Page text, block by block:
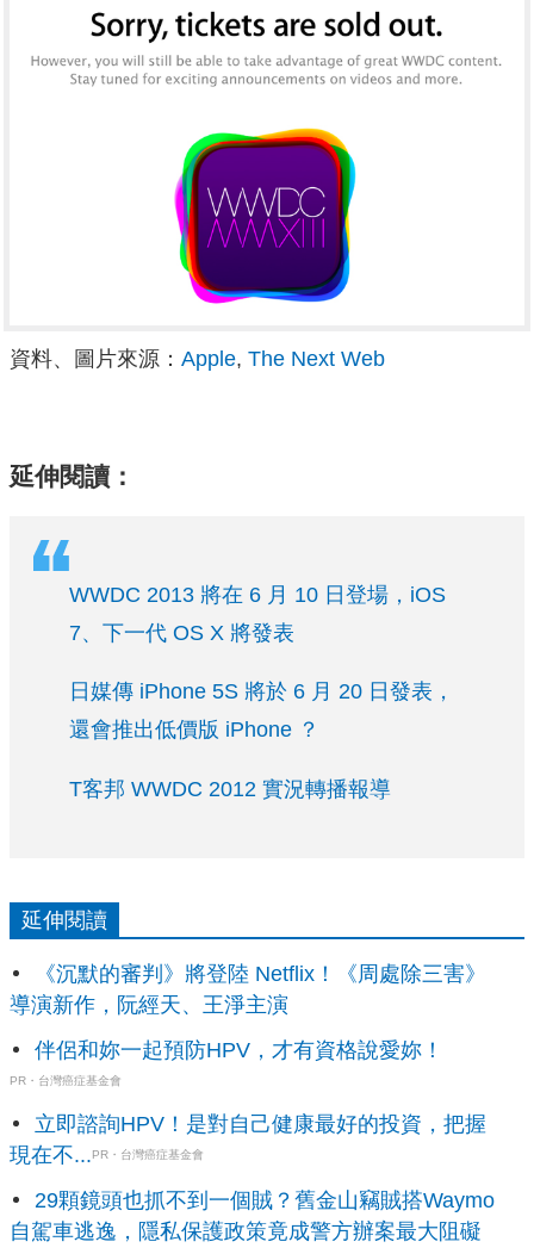
資料、圖片來源： Apple, The Next Web
延伸閱讀：
WWDC 2013 將在 6 月 10 日登場，iOS
7、下一代 OS X 將發表
日媒傳 iPhone 5S 將於 6 月 20 日發表，
還會推出低價版 iPhone ？
T客邦 WWDC 2012 實況轉播報導
延伸閱讀
《沉默的審判》將登陸 Netflix！《周處除三害》
導演新作，阮經天、王淨主演
伴侶和妳一起預防HPV，才有資格說愛妳！
PR・台灣癌症基金會
立即諮詢HPV！是對自己健康最好的投資，把握
現在不...PR・台灣癌症基金會
29顆鏡頭也抓不到一個賊？舊金山竊賊搭Waymo
自駕車逃逸，隱私保護政策竟成警方辦案最大阻礙